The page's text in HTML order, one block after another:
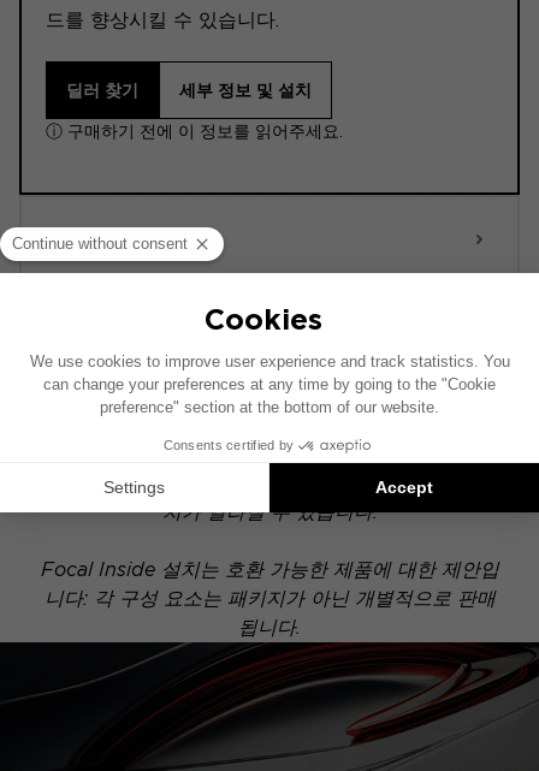
드를 향상시킬 수 있습니다.
딜러 찾기 세부 정보 및 설치
ⓘ 구매하기 전에 이 정보를 읽어주세요.
ACTIVE 6.0
기준으로 제작되었습니다. 차량에 특정 하이파이 옵션
이 장착되어 있는 경우, 도면에 표시된 구성 요소의 위
치가 달라질 수 있습니다.
Focal Inside 설치는 호환 가능한 제품에 대한 제안입
니다: 각 구성 요소는 패키지가 아닌 개별적으로 판매
됩니다.